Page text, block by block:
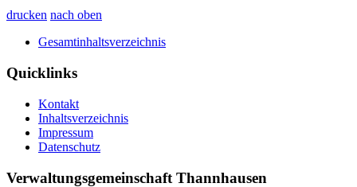
drucken nach oben
Gesamtinhaltsverzeichnis
Quicklinks
Kontakt
Inhaltsverzeichnis
Impressum
Datenschutz
Verwaltungsgemeinschaft Thannhausen